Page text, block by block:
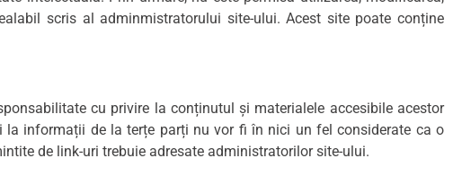
scris al adminmistratorului site-ului. Acest site poate conține
cu privire la conținutul și materialele accesibile acestor
la informații de la terțe parți nu vor fi în nici un fel considerate ca o
de link-uri trebuie adresate administratorilor site-ului.